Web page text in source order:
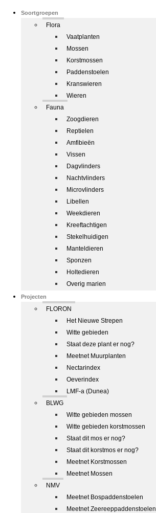
Soortgroepen
Flora
Vaatplanten
Mossen
Korstmossen
Paddenstoelen
Kranswieren
Wieren
Fauna
Zoogdieren
Reptielen
Amfibieën
Vissen
Dagvlinders
Nachtvlinders
Microvlinders
Libellen
Weekdieren
Kreeftachtigen
Stekelhuidigen
Manteldieren
Sponzen
Holtedieren
Overig marien
Projecten
FLORON
Het Nieuwe Strepen
Witte gebieden
Staat deze plant er nog?
Meetnet Muurplanten
Nectarindex
Oeverindex
LMF-a (Dunea)
BLWG
Witte gebieden mossen
Witte gebieden korstmossen
Staat dit mos er nog?
Staat dit korstmos er nog?
Meetnet Korstmossen
Meetnet Mossen
NMV
Meetnet Bospaddenstoelen
Meetnet Zeereeppaddenstoelen